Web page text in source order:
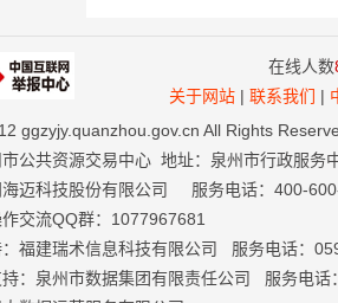
在线人数
关于网站 | 联系我们 |
ggzyjy.quanzhou.gov.cn All Rights
市公共资源交易中心 地址：泉州市行政服
海迈科技股份有限公司 服务电话：400-
交流QQ群：1077967681
：福建瑞术信息科技有限公司 服务电话：
持：泉州市数据集团有限责任公司 服务电话